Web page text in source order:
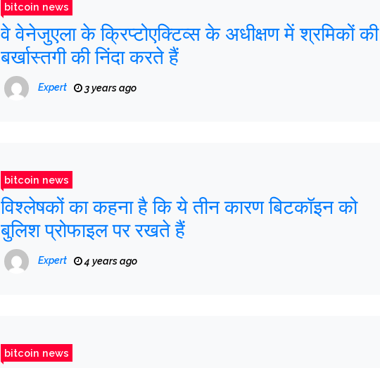
bitcoin news
वे वेनेजुएला के क्रिप्टोएक्टिव्स के अधीक्षण में श्रमिकों की
बर्खास्तगी की निंदा करते हैं
Expert 3 years ago
bitcoin news
विश्लेषकों का कहना है कि ये तीन कारण बिटकॉइन को
बुलिश प्रोफाइल पर रखते हैं
Expert 4 years ago
bitcoin news